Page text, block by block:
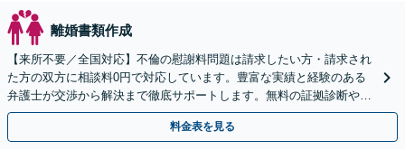
離婚書類作成
【来所不要／全国対応】不倫の慰謝料問題は請求したい方・請求され
た方の双方に相談料0円で対応しています。豊富な実績と経験のある
弁護士が交渉から解決まで徹底サポートします。無料の証拠診断や着
手金の返還保証もありますので安心してご相談ください。
料金表を見る